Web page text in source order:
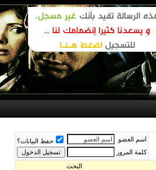
اسم العضو
حفظ البيانات؟
كلمة المرور
البحث